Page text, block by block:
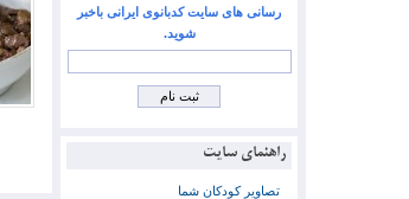
رسانی های سایت کدبانوی ایرانی باخبر
شوید.
راهنمای سایت
تصاویر کودکان شما